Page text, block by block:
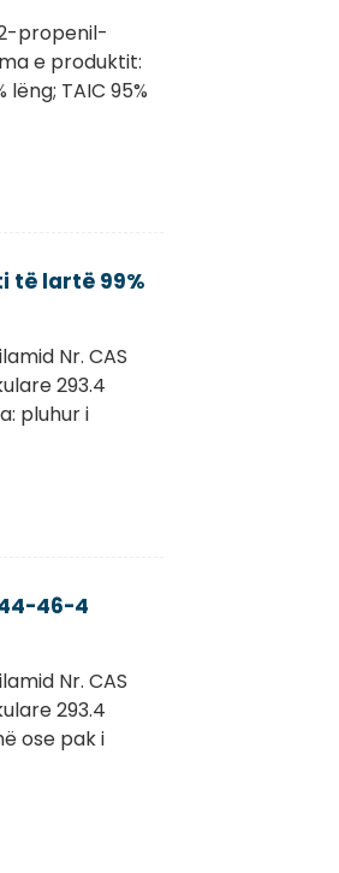
2-propenil-
e produktit:
lëng; TAIC 95%
të lartë 99%
Nr. CAS
293.4
pluhur i
46-4
Nr. CAS
293.4
ose pak i